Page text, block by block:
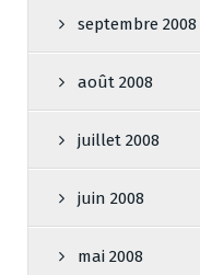
septembre 2008
août 2008
juillet 2008
juin 2008
mai 2008